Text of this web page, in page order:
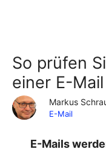
So prüfen
einer E-
Markus
E-Mail
E-Mails